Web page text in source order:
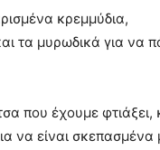
κρεμμύδια,
τα μυρωδικά για να
που έχουμε
να είναι σκεπασμένα